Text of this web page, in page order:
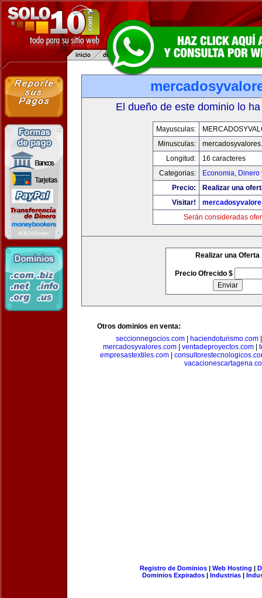
El dueño de este dominio lo
Mayusculas:
Minusculas:
Longitud:
16 caracteres
Categorias:
Economia, Dinero
Precio:
Realizar una
Visitar!
Serán consideradas
Realizar una Oferta
Precio Ofrecido $
Otros dominios en venta:
seccionnegocios.com
haciendoturismo.com
mercadosyvalores.com| ventadeproyectos.com|
empresastextiles.com|
Registro de Dominios| Web Hosting |
Dominios Expirados | Industrias |